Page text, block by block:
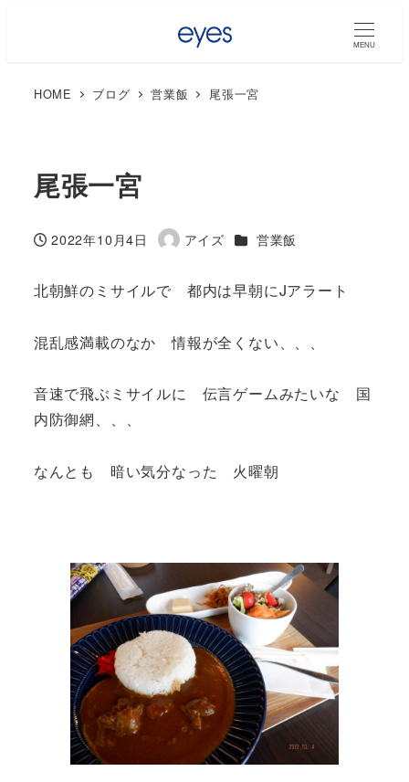
MENU
HOME ブログ 営業飯 尾張一宮
尾張一宮
投稿日
2022年10月4日
著
アイズ カテゴリー
営業飯
北朝鮮のミサイルで 都内は早朝にJアラート
混乱感満載のなか 情報が全くない、、、
音速で飛ぶミサイルに 伝言ゲームみたいな 国
内防御網、、、
なんとも 暗い気分なった 火曜朝